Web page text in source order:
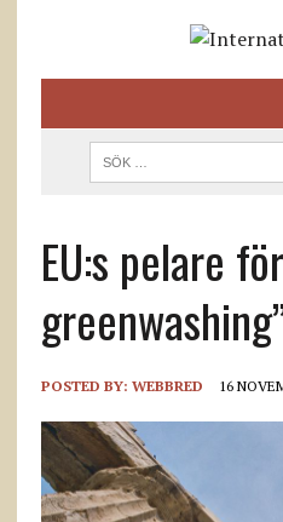
EU:s pelare
POSTED BY: WEBBRED 16